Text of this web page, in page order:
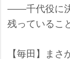
――千代役に
残っているこ
【毎田】ま